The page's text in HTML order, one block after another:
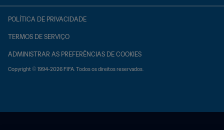
POLÍTICA DE PRIVACIDADE
TERMOS DE SERVIÇO
ADMINISTRAR AS PREFERÊNCIAS DE COOKIES
Copyright © 1994-2026 FIFA. Todos os direitos reservados.